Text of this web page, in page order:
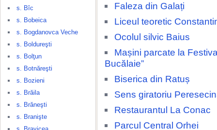
s. Bîc
s. Bobeica
s. Bogdanovca Veche
s. Boldureşti
s. Bolţun
s. Botnăreşti
s. Bozieni
s. Brăila
s. Brăneşti
s. Branişte
Faleza din Galați
Liceul teoretic
Ocolul silvic Baius
Mașini parcate la
Bucălaie”
Biserica din Ratuș
Sens giratoriu
Restaurantul La Conac
Parcul Central Orhei